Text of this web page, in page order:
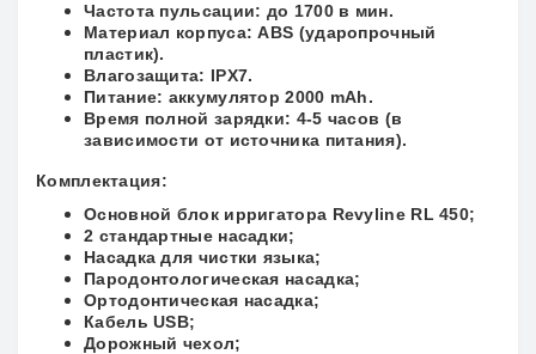
Частота пульсации: до 1700 в мин.
Материал корпуса: ABS (ударопрочный
пластик).
Влагозащита: IPX7.
Питание: аккумулятор 2000 mAh.
Время полной зарядки: 4-5 часов (в
зависимости от источника питания).
Комплектация:
Основной блок ирригатора Revyline RL 450;
2 стандартные насадки;
Насадка для чистки языка;
Пародонтологическая насадка;
Ортодонтическая насадка;
Кабель USB;
Дорожный чехол;